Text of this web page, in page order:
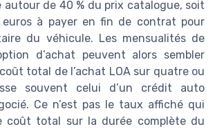
autour de 40 % du prix catalogue, soit
à payer en fin de contrat pour
du véhicule. Les mensualités de
d’achat peuvent alors sembler
total de l’achat LOA sur quatre ou
souvent celui d’un crédit auto
Ce n’est pas le taux affiché qui
coût total sur la durée complète du